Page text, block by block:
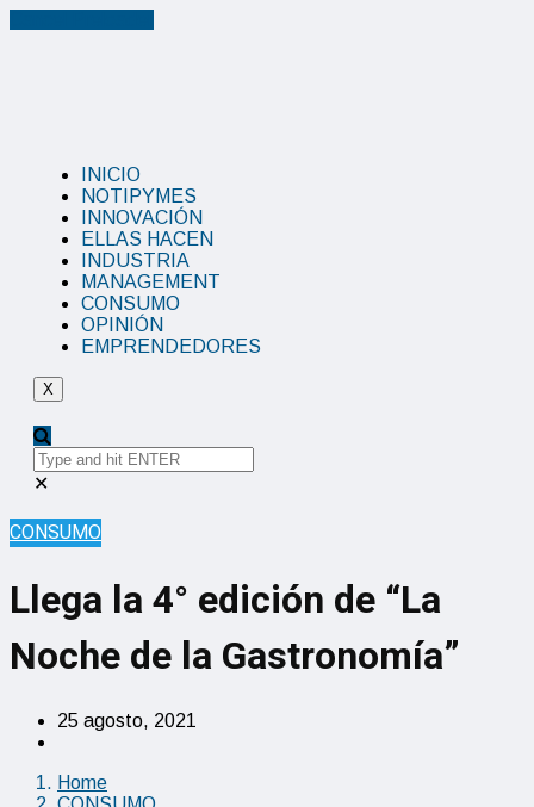
INICIO
NOTIPYMES
INNOVACIÓN
ELLAS HACEN
INDUSTRIA
MANAGEMENT
CONSUMO
OPINIÓN
EMPRENDEDORES
X
✕
CONSUMO
Llega la 4° edición de “La
Noche de la Gastronomía”
25 agosto, 2021
Home